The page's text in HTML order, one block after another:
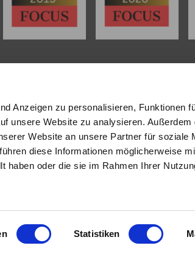
Anzeigen zu personalisieren, Funktionen
unsere Website zu analysieren. Außerdem
Website an unsere Partner für soziale
diese Informationen möglicherweise
haben oder die sie im Rahmen Ihrer
Statistiken
in
(DIA)
stehen wir Ihnen
beim Verkauf Ihrer
und lokaler
sind für Sie da.
INHALT
Start
Über uns
Referenzen
Angebote
Eigentümer
Bewertung
Datenschutz Sitemap